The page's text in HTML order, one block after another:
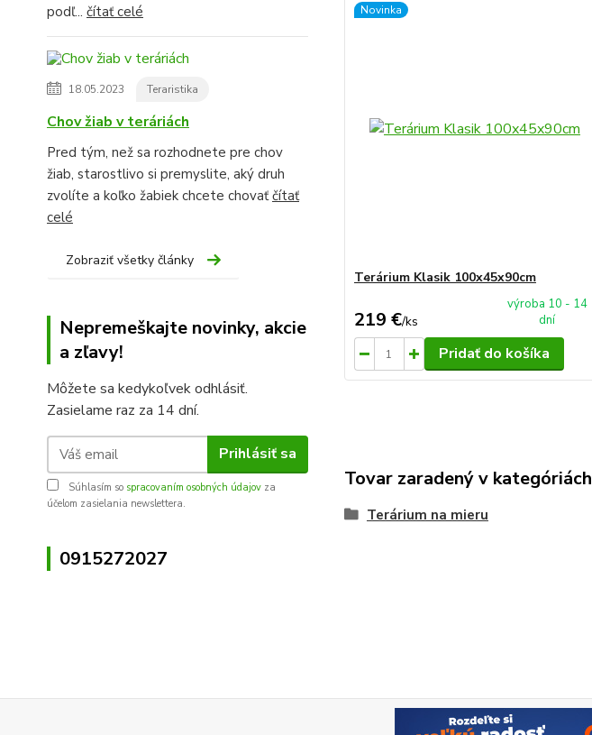
podľ... čítať celé
18.05.2023 Teraristika
Chov žiab v teráriách
Pred tým, než sa rozhodnete pre chov
žiab, starostlivo si premyslite, aký druh
zvolíte a koľko žabiek chcete chovaťčítať
celé
Zobraziť všetky články
Nepremeškajte novinky, akcie
a zľavy!
Môžete sa kedykoľvek odhlásiť.
Zasielame raz za 14 dní.
Prihlásiť sa
Súhlasím so spracovaním osobných údajov za
účelom zasielania newslettera.
0915272027
Novinka
Terárium Klasik 100x45x90cm
219 €/ks
výroba 10 - 14
dní
Pridať do košíka
Tovar zaradený v kategóriách
Terárium na mieru